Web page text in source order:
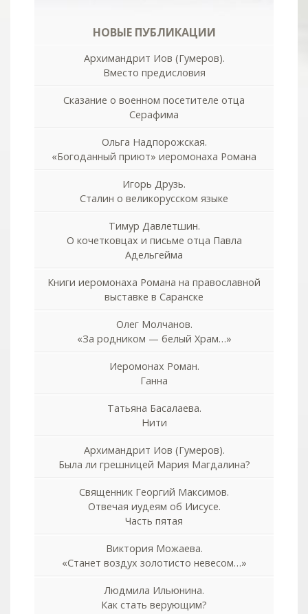
НОВЫЕ ПУБЛИКАЦИИ
Архимандрит Иов (Гумеров).
Вместо предисловия
Сказание о военном посетителе отца
Серафима
Ольга Надпорожская.
«Богоданный приют» иеромонаха Романа
Игорь Друзь.
Сталин о великорусском языке
Тимур Давлетшин.
О кочетковцах и письме отца Павла
Адельгейма
Книги иеромонаха Романа на православной
выставке в Саранске
Олег Молчанов.
«За родником — белый Храм…»
Иеромонах Роман.
Ганна
Татьяна Басалаева.
Нити
Архимандрит Иов (Гумеров).
Была ли грешницей Мария Магдалина?
Священник Георгий Максимов.
Отвечая иудеям об Иисусе.
Часть пятая
Виктория Можаева.
«Станет воздух золотисто невесом…»
Людмила Ильюнина.
Как стать верующим?